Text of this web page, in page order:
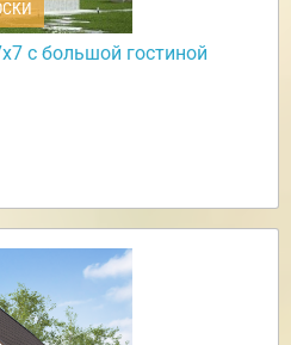
с большой гостиной